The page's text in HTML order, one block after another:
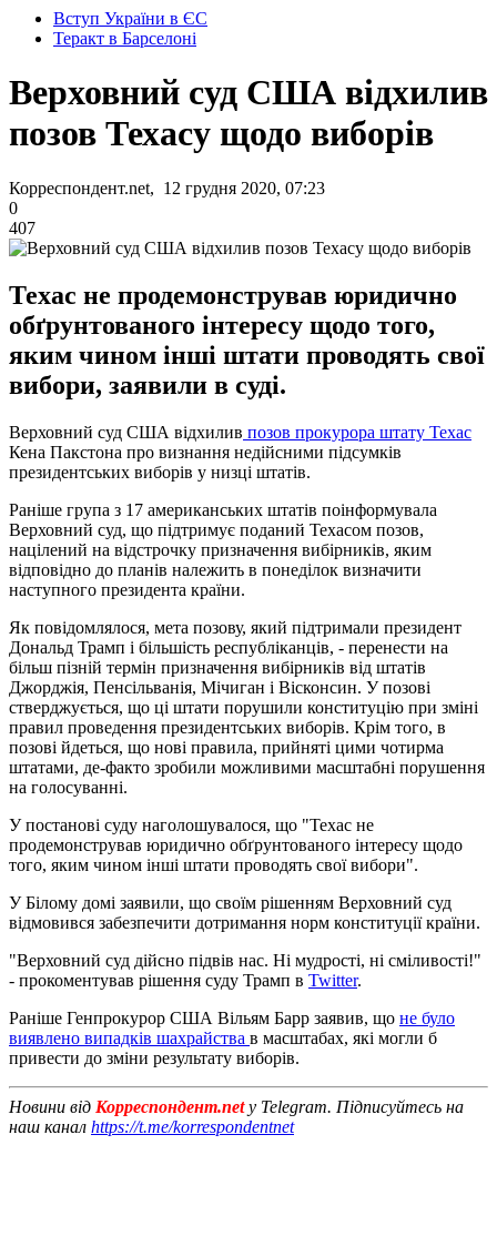
Вступ України в ЄС
Теракт в Барселоні
Верховний суд США відхилив
позов Техасу щодо виборів
Корреспондент.net, 12 грудня 2020, 07:23
0
407
Техас не продемонстрував юридично
обґрунтованого інтересу щодо того,
яким чином інші штати проводять свої
вибори, заявили в суді.
Верховний суд США відхилив позов прокурора штату Техас
Кена Пакстона про визнання недійсними підсумків
президентських виборів у низці штатів.
Раніше група з 17 американських штатів поінформувала
Верховний суд, що підтримує поданий Техасом позов,
націлений на відстрочку призначення вибірників, яким
відповідно до планів належить в понеділок визначити
наступного президента країни.
Як повідомлялося, мета позову, який підтримали президент
Дональд Трамп і більшість республіканців, - перенести на
більш пізній термін призначення вибірників від штатів
Джорджія, Пенсільванія, Мічиган і Вісконсин. У позові
стверджується, що ці штати порушили конституцію при зміні
правил проведення президентських виборів. Крім того, в
позові йдеться, що нові правила, прийняті цими чотирма
штатами, де-факто зробили можливими масштабні порушення
на голосуванні.
У постанові суду наголошувалося, що "Техас не
продемонстрував юридично обґрунтованого інтересу щодо
того, яким чином інші штати проводять свої вибори".
У Білому домі заявили, що своїм рішенням Верховний суд
відмовився забезпечити дотримання норм конституції країни.
"Верховний суд дійсно підвів нас. Ні мудрості, ні сміливості!"
- прокоментував рішення суду Трамп в Twitter.
Раніше Генпрокурор США Вільям Барр заявив, що не було
виявлено випадків шахрайства в масштабах, які могли б
привести до зміни результату виборів.
Новини від Корреспондент.netу Telegram. Підписуйтесь на
наш канал https://t.me/korrespondentnet